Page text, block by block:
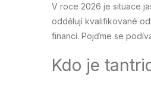
V roce 2026 je situace
oddělují kvalifikované
financí. Pojďme se
Kdo je